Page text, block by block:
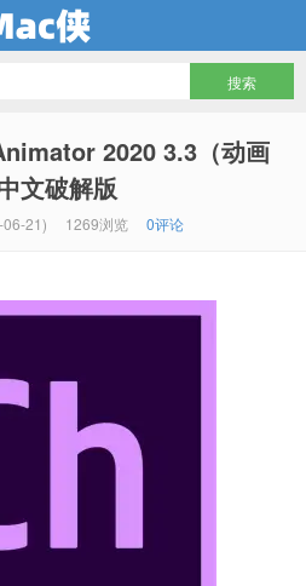
2020 3.3（动画
文破解版
21) 1269浏览 0评论